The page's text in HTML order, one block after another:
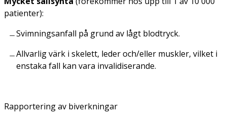
patienter):
Svimningsanfall på grund av lågt blodtryck.
Allvarlig värk i skelett, leder och/eller muskler, vilket i
enstaka fall kan vara invalidiserande.
Rapportering av biverkningar